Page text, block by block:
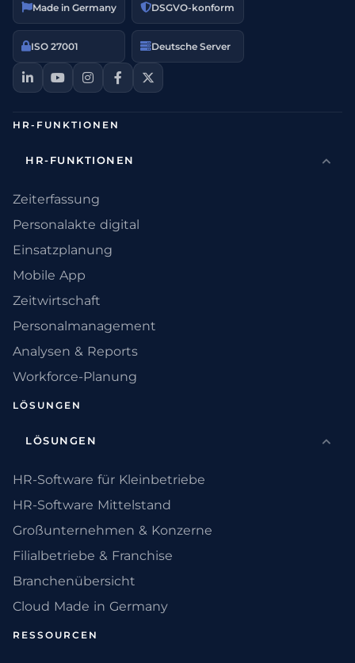
Made in Germany DSGVO-konform
ISO 27001 Deutsche Server
HR-FUNKTIONEN
HR-FUNKTIONEN
Zeiterfassung
Personalakte digital
Einsatzplanung
Mobile App
Zeitwirtschaft
Personalmanagement
Analysen & Reports
Workforce-Planung
LÖSUNGEN
LÖSUNGEN
HR-Software für Kleinbetriebe
HR-Software Mittelstand
Großunternehmen & Konzerne
Filialbetriebe & Franchise
Branchenübersicht
Cloud Made in Germany
RESSOURCEN